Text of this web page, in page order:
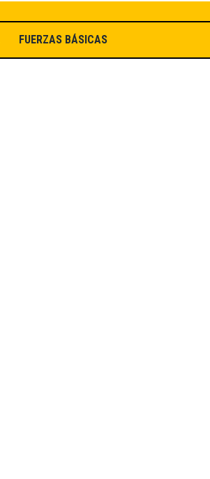
FUERZAS BÁSICAS